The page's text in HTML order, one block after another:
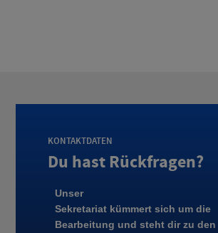
KONTAKTDATEN
Du hast Rückfragen?
Unser
Sekretariat kümmert sich um die
Bearbeitung und steht dir zu den